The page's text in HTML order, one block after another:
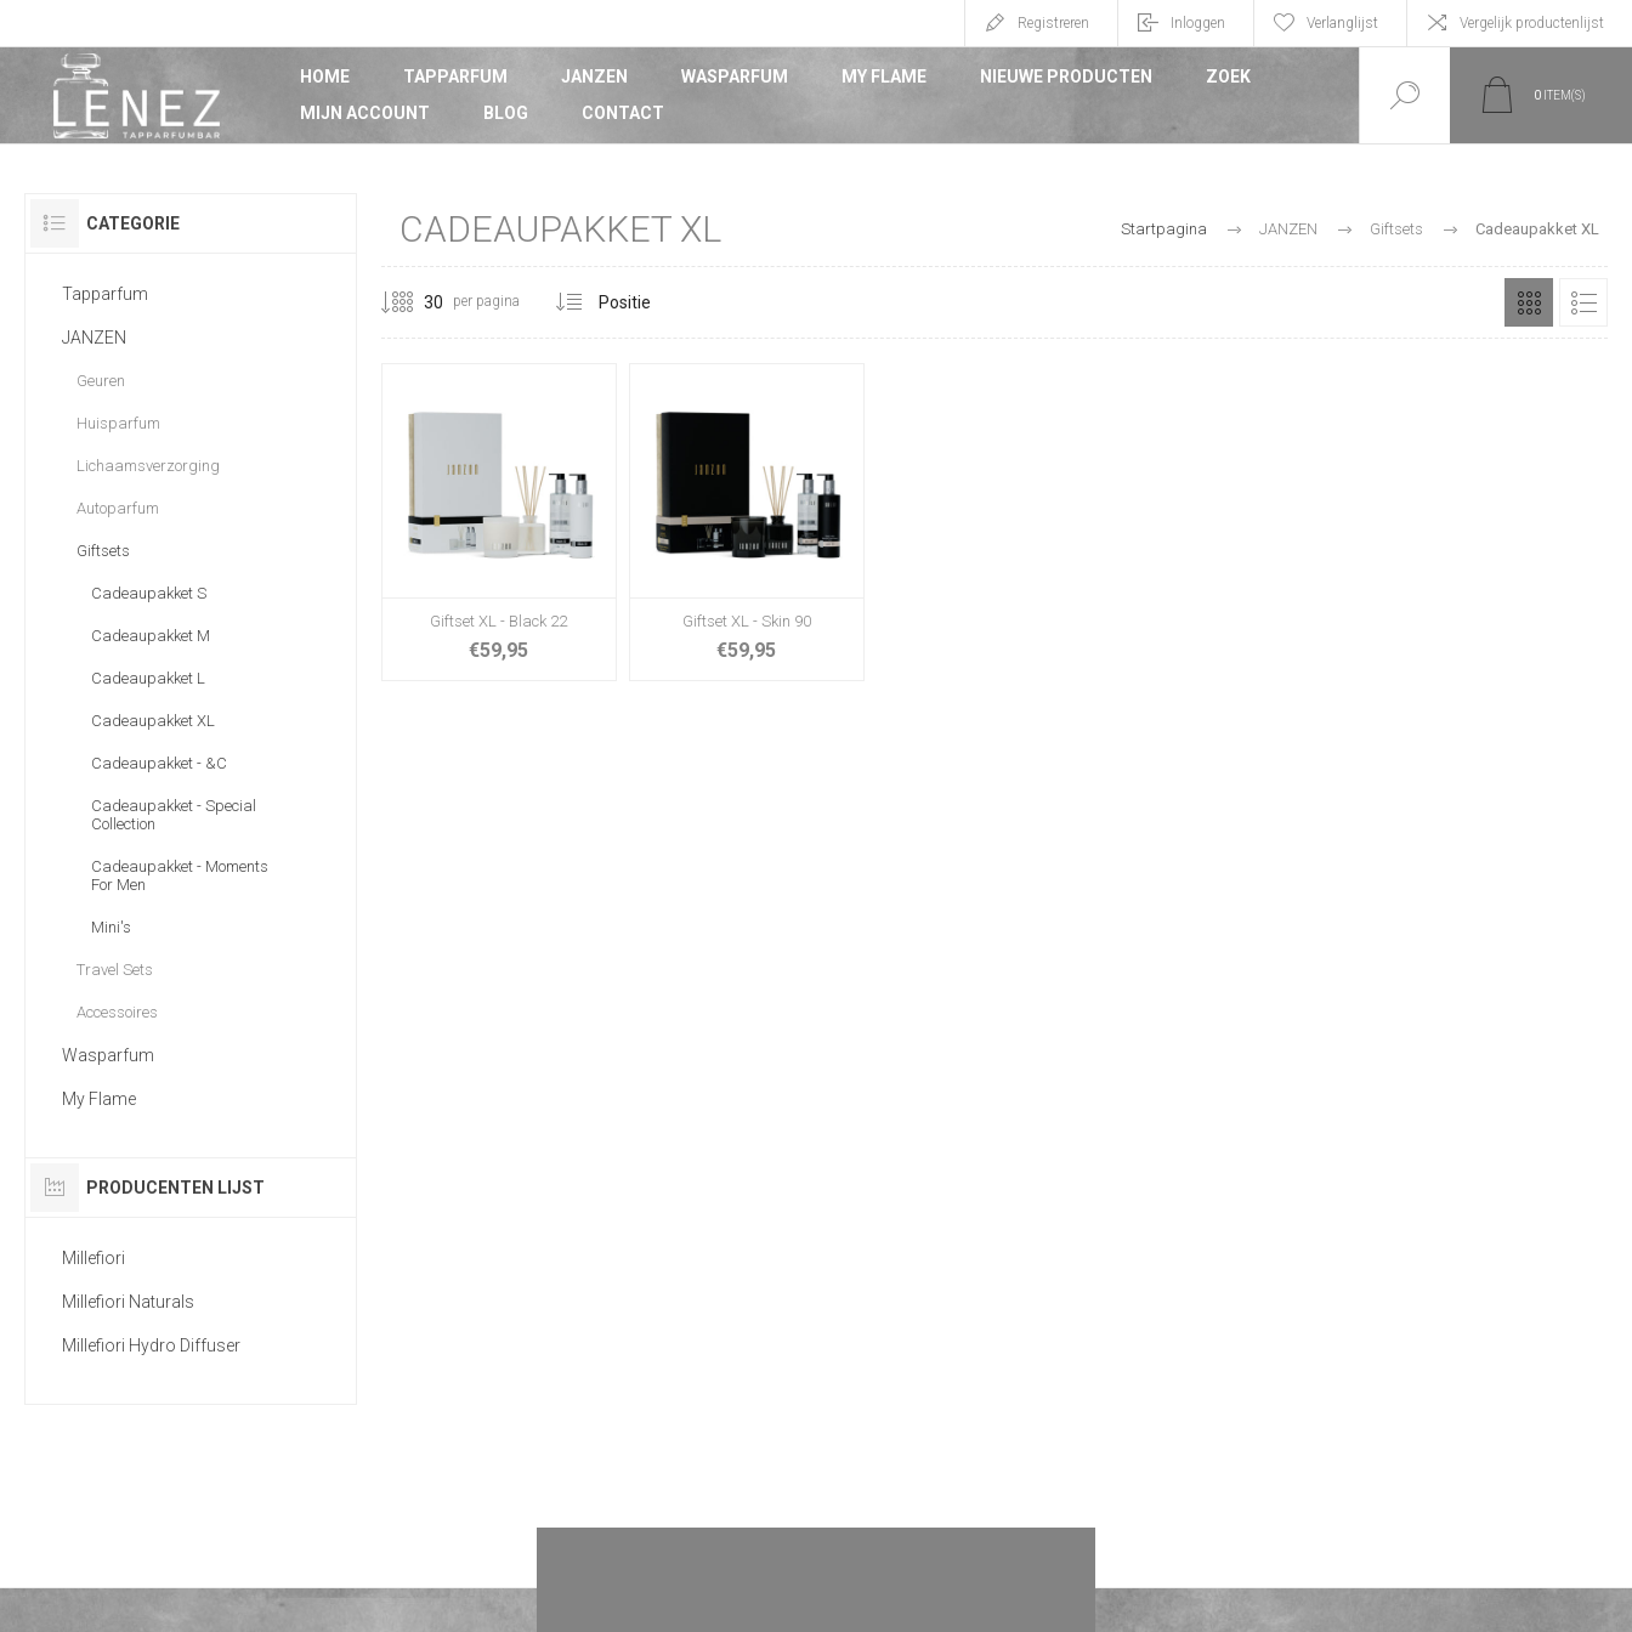
Registreren Inloggen Verlanglijst Vergelijk productenlijst
HOME TAPPARFUM JANZEN WASPARFUM MY FLAME NIEUWE PRODUCTEN
ZOEK
MIJN ACCOUNT
BLOG CONTACT
0 ITEM(S)
Startpagina JANZEN Giftsets Cadeaupakket XL
CADEAUPAKKET XL
per pagina
Giftset XL - Black 22
€59,95
Giftset XL - Skin 90
€59,95
CATEGORIE
Tapparfum
JANZEN
Geuren
Huisparfum
Lichaamsverzorging
Autoparfum
Giftsets
Cadeaupakket S
Cadeaupakket M
Cadeaupakket L
Cadeaupakket XL
Cadeaupakket - &C
Cadeaupakket - Special
Collection
Cadeaupakket - Moments
For Men
Mini's
Travel Sets
Accessoires
Wasparfum
My Flame
PRODUCENTEN LIJST
Millefiori
Millefiori Naturals
Millefiori Hydro Diffuser